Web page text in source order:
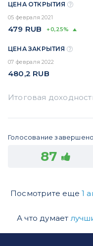
ЦЕНА ОТКРЫТИЯ
05 февраля 2021
479 RUB +0,25%
ЦЕНА ЗАКРЫТИЯ
07 февраля 2022
480,2 RUB
Голосование завершено.
87
Посмотрите еще 1
А что думает